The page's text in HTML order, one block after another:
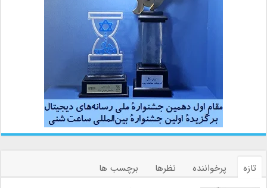
تازه پرخواننده نظرها
برچسب ها